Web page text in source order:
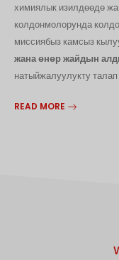
химиялык изилдөөдө
колдонмолорунда
миссиябыз камсыз
жана өнөр жайдын
натыйжалуулукту
READ MORE